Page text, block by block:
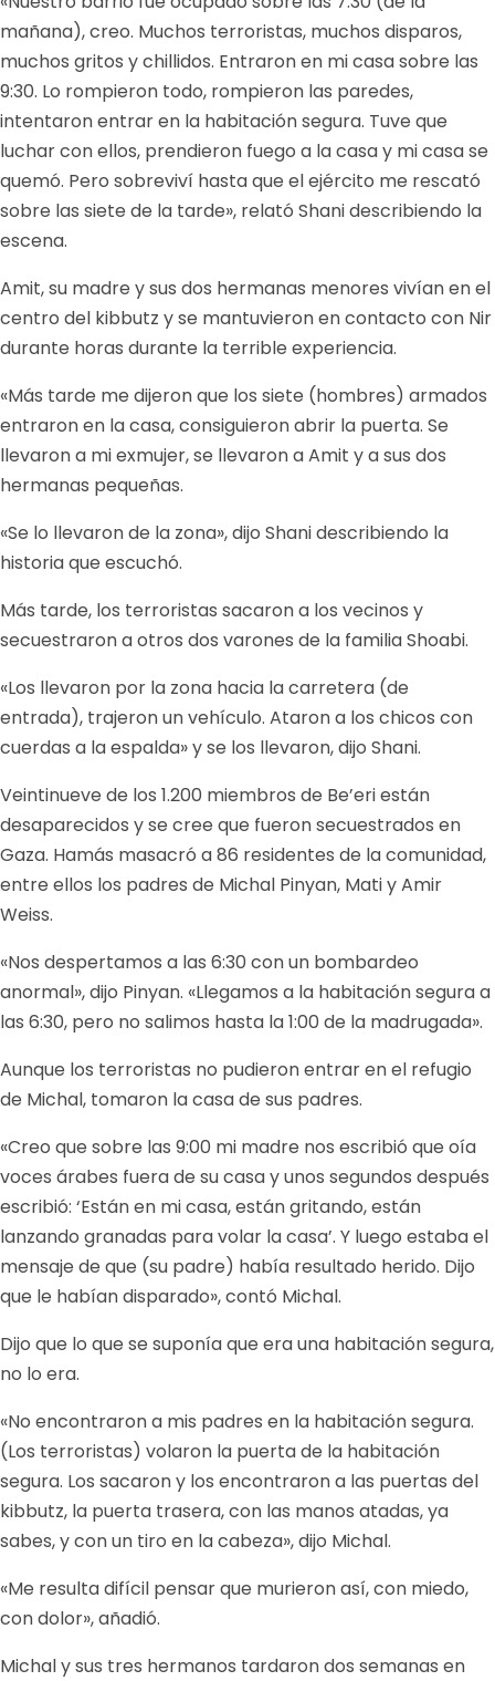
mañana), creo. Muchos terroristas, muchos disparos,
muchos gritos y chillidos. Entraron en mi casa sobre las
9:30. Lo rompieron todo, rompieron las paredes,
intentaron entrar en la habitación segura. Tuve que
luchar con ellos, prendieron fuego a la casa y mi casa se
quemó. Pero sobreviví hasta que el ejército me rescató
sobre las siete de la tarde», relató Shani describiendo la
escena.
Amit, su madre y sus dos hermanas menores vivían en el
centro del kibbutz y se mantuvieron en contacto con Nir
durante horas durante la terrible experiencia.
«Más tarde me dijeron que los siete (hombres) armados
entraron en la casa, consiguieron abrir la puerta. Se
llevaron a mi exmujer, se llevaron a Amit y a sus dos
hermanas pequeñas.
«Se lo llevaron de la zona», dijo Shani describiendo la
historia que escuchó.
Más tarde, los terroristas sacaron a los vecinos y
secuestraron a otros dos varones de la familia Shoabi.
«Los llevaron por la zona hacia la carretera (de
entrada), trajeron un vehículo. Ataron a los chicos con
cuerdas a la espalda» y se los llevaron, dijo Shani.
Veintinueve de los 1.200 miembros de Be’eri están
desaparecidos y se cree que fueron secuestrados en
Gaza. Hamás masacró a 86 residentes de la comunidad,
entre ellos los padres de Michal Pinyan, Mati y Amir
Weiss.
«Nos despertamos a las 6:30 con un bombardeo
anormal», dijo Pinyan. «Llegamos a la habitación segura a
las 6:30, pero no salimos hasta la 1:00 de la madrugada».
Aunque los terroristas no pudieron entrar en el refugio
de Michal, tomaron la casa de sus padres.
«Creo que sobre las 9:00 mi madre nos escribió que oía
voces árabes fuera de su casa y unos segundos después
escribió: ‘Están en mi casa, están gritando, están
lanzando granadas para volar la casa’. Y luego estaba el
mensaje de que (su padre) había resultado herido. Dijo
que le habían disparado», contó Michal.
Dijo que lo que se suponía que era una habitación segura,
no lo era.
«No encontraron a mis padres en la habitación segura.
(Los terroristas) volaron la puerta de la habitación
segura. Los sacaron y los encontraron a las puertas del
kibbutz, la puerta trasera, con las manos atadas, ya
sabes, y con un tiro en la cabeza», dijo Michal.
«Me resulta difícil pensar que murieron así, con miedo,
con dolor», añadió.
Michal y sus tres hermanos tardaron dos semanas en